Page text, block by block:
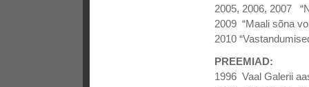
2005, 2006, 2007
2009 “Maali sõna
2010
PREEMIAD:
1996 Vaal Galerii